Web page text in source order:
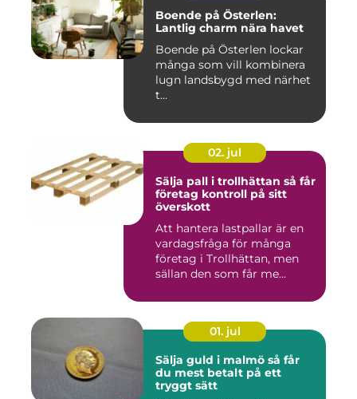
Boende på Österlen:
Lantlig charm nära havet
Boende på Österlen lockar
många som vill kombinera
lugn landsbygd med närhet
t...
02. jul
Sälja pall i trollhättan så får
företag kontroll på sitt
överskott
Att hantera lastpallar är en
vardagsfråga för många
företag i Trollhättan, men
sällan den som får me...
01. jul
Sälja guld i malmö så får
du mest betalt på ett
tryggt sätt